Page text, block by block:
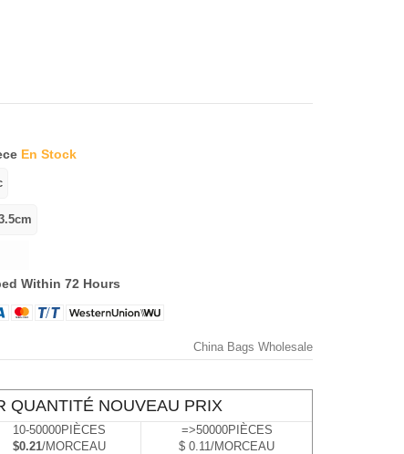
En Stock
Within 72 Hours
China Bags Wholesale
QUANTITÉ NOUVEAU PRIX
10-50000PIÈCES
$0.21/MORCEAU
=>50000PIÈCES
$ 0.11/MORCEAU